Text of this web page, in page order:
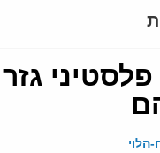
הלוי